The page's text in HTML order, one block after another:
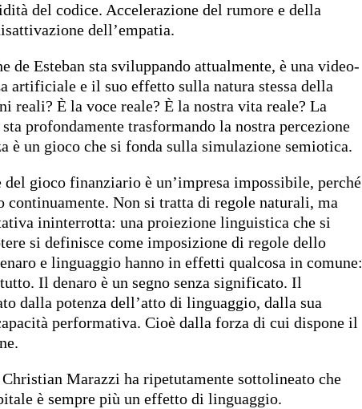
del codice. Accelerazione del rumore e della
dell’empatia.
de Esteban sta sviluppando attualmente, è una video-
artificiale e il suo effetto sulla natura stessa della
reali? È la voce reale? È la nostra vita reale? La
profondamente trasformando la nostra percezione
è un gioco che si fonda sulla simulazione semiotica.
del gioco finanziario è un’impresa impossibile, perché
continuamente. Non si tratta di regole naturali, ma
ininterrotta: una proiezione linguistica che si
si definisce come imposizione di regole dello
e linguaggio hanno in effetti qualcosa in comune:
Il denaro è un segno senza significato. Il
dalla potenza dell’atto di linguaggio, dalla sua
performativa. Cioè dalla forza di cui dispone il
Marazzi ha ripetutamente sottolineato che
è sempre più un effetto di linguaggio.